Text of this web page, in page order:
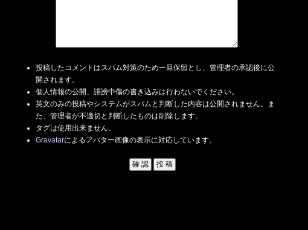
投稿したコメントはスパム対策のため一旦保留とし、管理者の承認後に公
開されます。
個人情報の公開、誹謗中傷の書き込みは行わないでください。
英文のみの投稿やシステムがスパムと判断した内容は公開されません。ま
た、管理者が不適切と判断したものは削除します。
タグは使用出来ません。
Gravatarによるアバター画像の表示に対応しています。